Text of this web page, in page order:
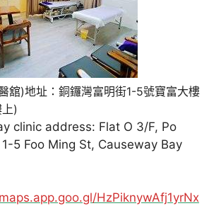
舘)地址：銅鑼灣富明街1-5號寶富大樓
)
clinic address: Flat O 3/F, Po
5 Foo Ming St, Causeway Bay
HzPiknywAfj1yrNx